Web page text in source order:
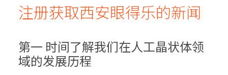
注册获取西安眼得乐的新闻
第一 时间了解我们在人工晶状体领
域的发展历程